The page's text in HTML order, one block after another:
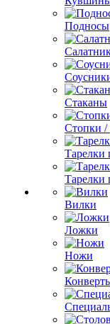
Подносы
Стаканы
Стопки
Тарелки
Тарелки
Вилки
Ложки
Ножи